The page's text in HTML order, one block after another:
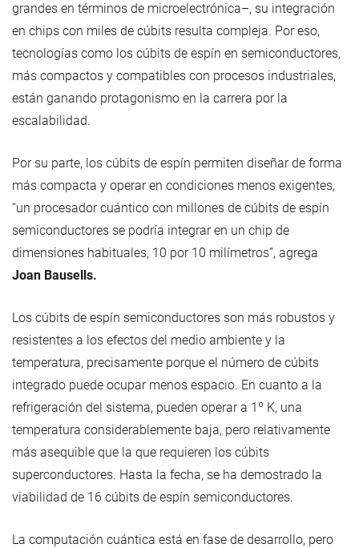
grandes en términos de microelectrónica–, su integración
en chips con miles de cúbits resulta compleja. Por eso,
tecnologías como los cúbits de espín en semiconductores,
más compactos y compatibles con procesos industriales,
están ganando protagonismo en la carrera por la
escalabilidad.
Por su parte, los cúbits de espín permiten diseñar de forma
más compacta y operar en condiciones menos exigentes,
“un procesador cuántico con millones de cúbits de espín
semiconductores se podría integrar en un chip de
dimensiones habituales, 10 por 10 milímetros”, agrega
Joan Bausells.
Los cúbits de espín semiconductores son más robustos y
resistentes a los efectos del medio ambiente y la
temperatura, precisamente porque el número de cúbits
integrado puede ocupar menos espacio. En cuanto a la
refrigeración del sistema, pueden operar a 1º K, una
temperatura considerablemente baja, pero relativamente
más asequible que la que requieren los cúbits
superconductores. Hasta la fecha, se ha demostrado la
viabilidad de 16 cúbits de espín semiconductores.
La computación cuántica está en fase de desarrollo, pero